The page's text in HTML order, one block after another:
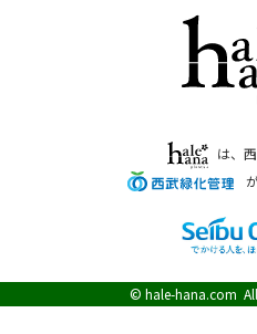
は、
© hale-hana.com